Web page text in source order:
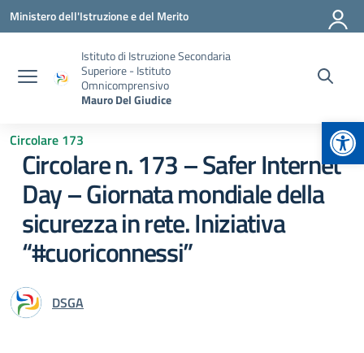
Vai ai contenuti
Vai al menu di navigazione
Vai al footer
Ministero dell'Istruzione e del Merito
Istituto di Istruzione Secondaria
Superiore - Istituto
Omnicomprensivo
Mauro Del Giudice
Circolare 173
Circolare n. 173 – Safer Internet
Day – Giornata mondiale della
sicurezza in rete. Iniziativa
“#cuoriconnessi”
DSGA